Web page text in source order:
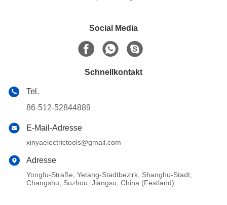
Social Media
Schnellkontakt
Tel.
86-512-52844889
E-Mail-Adresse
xinyaelectrictools@gmail.com
Adresse
Yongfu-Straße, Yetang-Stadtbezirk, Shanghu-Stadt,
Changshu, Suzhou, Jiangsu, China (Festland)